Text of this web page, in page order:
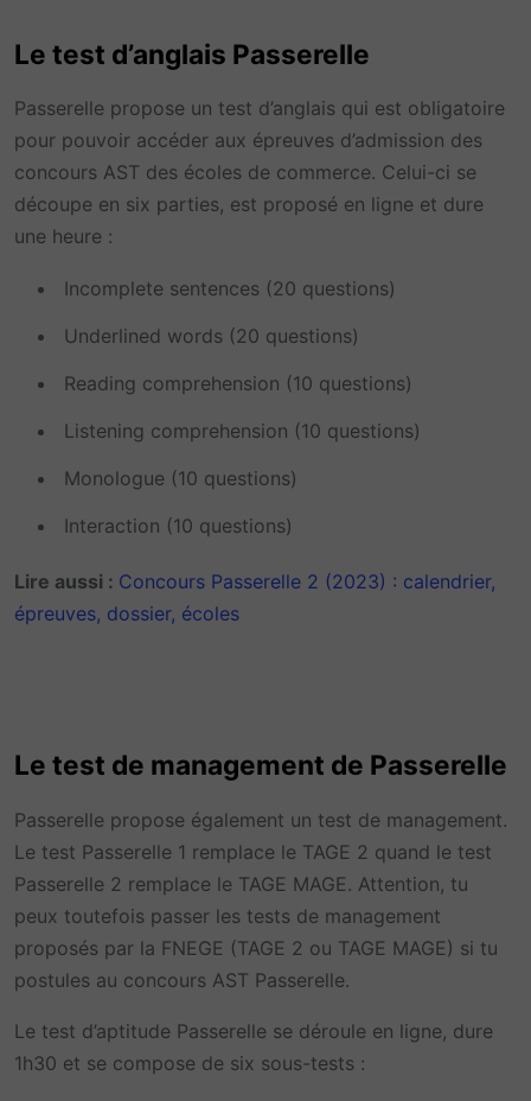
Le test d’anglais Passerelle
Passerelle propose un test d’anglais qui est obligatoire
pour pouvoir accéder aux épreuves d’admission des
concours AST des écoles de commerce. Celui-ci se
découpe en six parties, est proposé en ligne et dure
une heure :
Incomplete sentences (20 questions)
Underlined words (20 questions)
Reading comprehension (10 questions)
Listening comprehension (10 questions)
Monologue (10 questions)
Interaction (10 questions)
Lire aussi : Concours Passerelle 2 (2023) : calendrier,
épreuves, dossier, écoles
Le test de management de Passerelle
Passerelle propose également un test de management.
Le test Passerelle 1 remplace le TAGE 2 quand le test
Passerelle 2 remplace le TAGE MAGE. Attention, tu
peux toutefois passer les tests de management
proposés par la FNEGE (TAGE 2 ou TAGE MAGE) si tu
postules au concours AST Passerelle.
Le test d’aptitude Passerelle se déroule en ligne, dure
1h30 et se compose de six sous-tests :